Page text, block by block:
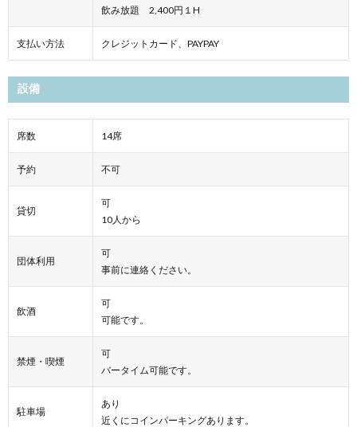
飲み放題 2,400円１H
支払い方法 クレジットカード、PAYPAY
設備
席数 14席
予約 不可
貸切
可
10人から
団体利用
可
事前に連絡ください。
飲酒
可
可能です。
禁煙・喫煙
可
バータイム可能です。
駐車場
あり
近くにコインパーキングあります。